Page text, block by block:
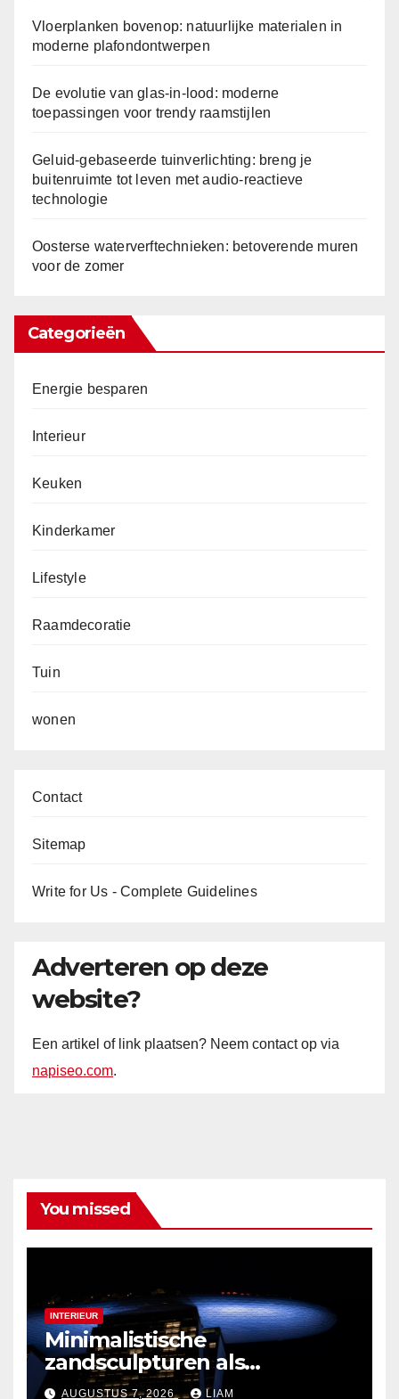
Vloerplanken bovenop: natuurlijke materialen in
moderne plafondontwerpen
De evolutie van glas-in-lood: moderne
toepassingen voor trendy raamstijlen
Geluid-gebaseerde tuinverlichting: breng je
buitenruimte tot leven met audio-reactieve
technologie
Oosterse waterverftechnieken: betoverende muren
voor de zomer
Categorieën
Energie besparen
Interieur
Keuken
Kinderkamer
Lifestyle
Raamdecoratie
Tuin
wonen
Contact
Sitemap
Write for Us - Complete Guidelines
Adverteren op deze
website?
Een artikel of link plaatsen? Neem contact op via
napiseo.com.
You missed
INTERIEUR
Minimalistische
zandsculpturen als
interieurdecoratie
AUGUSTUS 7, 2026 LIAM